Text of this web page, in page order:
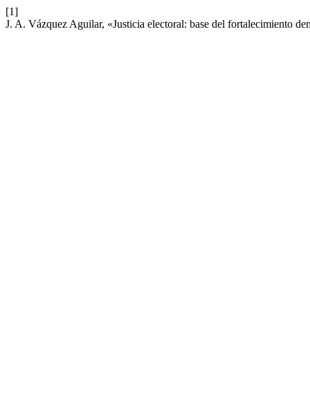
[1]
J. A. Vázquez Aguilar, «Justicia electoral: base del fortalecimiento